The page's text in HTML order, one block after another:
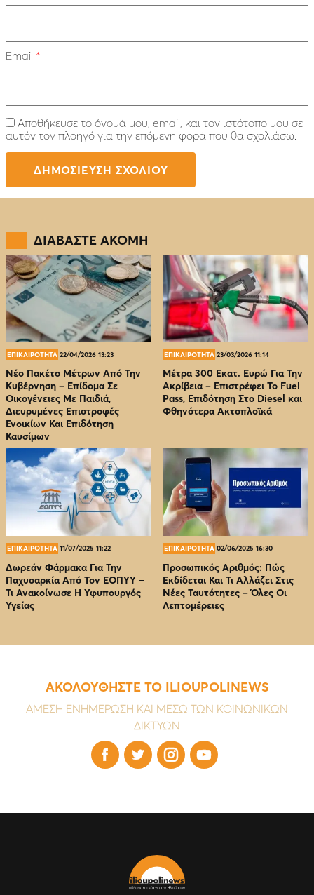
Email *
Αποθήκευσε το όνομά μου, email, και τον ιστότοπο μου σε
αυτόν τον πλοηγό για την επόμενη φορά που θα σχολιάσω.
ΔΙΑΒΑΣΤΕ ΑΚΟΜΗ
ΕΠΙΚΑΙΡΟΤΗΤΑ 22/04/2026 13:23
Νέο Πακέτο Μέτρων Από Την
Κυβέρνηση – Επίδομα Σε
Οικογένειες Με Παιδιά,
Διευρυμένες Επιστροφές
Ενοικίων Και Επιδότηση
Καυσίμων
ΕΠΙΚΑΙΡΟΤΗΤΑ 23/03/2026 11:14
Μέτρα 300 Εκατ. Ευρώ Για Την
Ακρίβεια – Επιστρέφει Το Fuel
Pass, Επιδότηση Στο Diesel και
Φθηνότερα Ακτοπλοϊκά
ΕΠΙΚΑΙΡΟΤΗΤΑ 11/07/2025 11:22
Δωρεάν Φάρμακα Για Την
Παχυσαρκία Από Τον EOΠΥΥ –
Τι Ανακοίνωσε Η Υφυπουργός
Υγείας
ΕΠΙΚΑΙΡΟΤΗΤΑ 02/06/2025 16:30
Προσωπικός Αριθμός: Πώς
Εκδίδεται Και Τι Αλλάζει Στις
Νέες Ταυτότητες – Όλες Οι
Λεπτομέρειες
ΑΚΟΛΟΥΘΗΣΤΕ ΤΟ ILIOUPOLINEWS
ΑΜΕΣΗ ΕΝΗΜΕΡΩΣΗ ΚΑΙ ΜΕΣΩ ΤΩΝ ΚΟΙΝΩΝΙΚΩΝ
ΔΙΚΤΥΩΝ
   